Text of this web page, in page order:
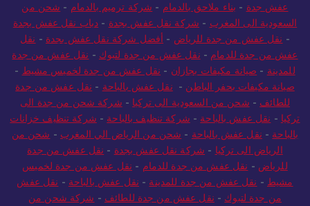
عفش جدة - بناء ملاحق بالدمام - شركة ترميم بالدمام - شحن من
السعودية الى المغرب - شركة نقل عفش بجدة - دباب نقل عفش بجدة
- نقل عفش من جدة للرياض - أفضل شركة نقل عفش بجدة - نقل
عفش من جدة للدمام - نقل عفش من جدة لتبوك - نقل عفش من جدة
للمدينة - صيانة مكيفات بجازان - نقل عفش من جدة لخميس مشيط -
صيانة مكيفات بحفر الباطن - نقل عفش بالباحة - نقل عفش من جدة
للطائف - شحن من السعودية الى تركيا - شركة شحن من جدة الى
تركيا - نقل عفش بالباحة - شركة تنظيف بالباحة - شركة تنظيف خزانات
بالباحة - نقل عفش بالباحة - شحن من الرياض الي المغرب - شحن من
الرياض الى تركيا - شركة نقل عفش بجدة - نقل عفش من جدة
للرياض - نقل عفش من جدة للدمام - نقل عفش من جدة لخميس
مشيط - نقل عفش من جدة للمدينة - نقل عفش بالباحة - نقل عفش
من جدة لتبوك - نقل عفش من جدة للطائف - شركة شحن من